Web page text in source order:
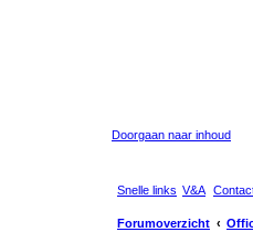
Doorgaan naar inhoud
Snelle links V&A
Forumoverzicht